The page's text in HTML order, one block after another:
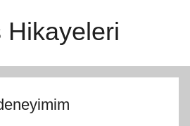
Hikayeleri